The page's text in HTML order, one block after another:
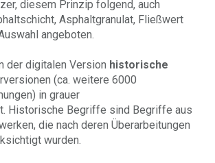
diesem Prinzip folgend, auch
Asphaltgranulat, Fließwert
angeboten.
der digitalen Version historische
(ca. weitere 6000
in grauer
Historische Begriffe sind Begriffe aus
die nach deren Überarbeitungen
wurden.